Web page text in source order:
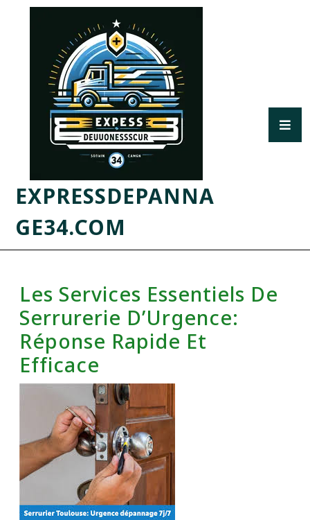
EXPRESSDEPANNA
GE34.COM
Les Services Essentiels De
Serrurerie D’Urgence:
Réponse Rapide Et
Efficace